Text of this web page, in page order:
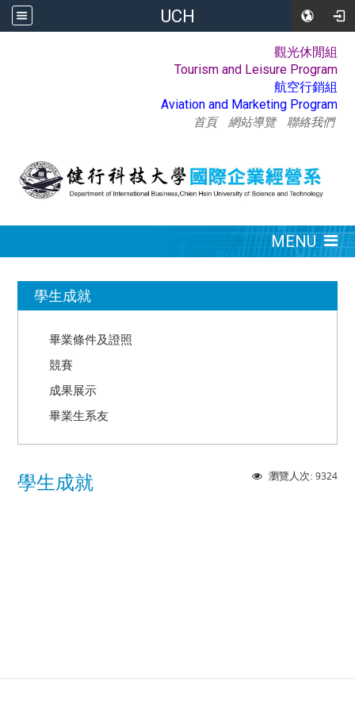
UCH
:::
觀光休閒組
Tourism and Leisure Program
航空行銷組
Aviation and Marketing Program
首頁 網站導覽 聯絡我們
MENU
學生成就
畢業條件及證照
競賽
成果展示
畢業生系友
瀏覽人次: 9324
學生成就